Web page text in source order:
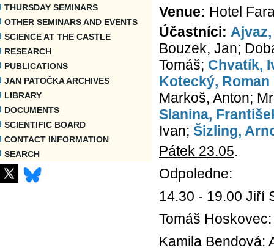
THURSDAY SEMINARS
OTHER SEMINARS AND EVENTS
SCIENCE AT THE CASTLE
RESEARCH
PUBLICATIONS
JAN PATOČKA ARCHIVES
LIBRARY
DOCUMENTS
SCIENTIFIC BOARD
CONTACT INFORMATION
SEARCH
Venue: Hotel
Účastníci:
Bouzek, Jan;
Tomáš; Chvatík,
Kotecký, Roman
Markoš, Anton;
Slanina,
Ivan; Šizling,
Pátek 23.05.
Odpoledne:
14.30 - 19.00 Jiří
Tomáš
Kamila Bendová: